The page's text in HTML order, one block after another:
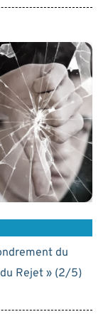
du
Rejet » (2/5)